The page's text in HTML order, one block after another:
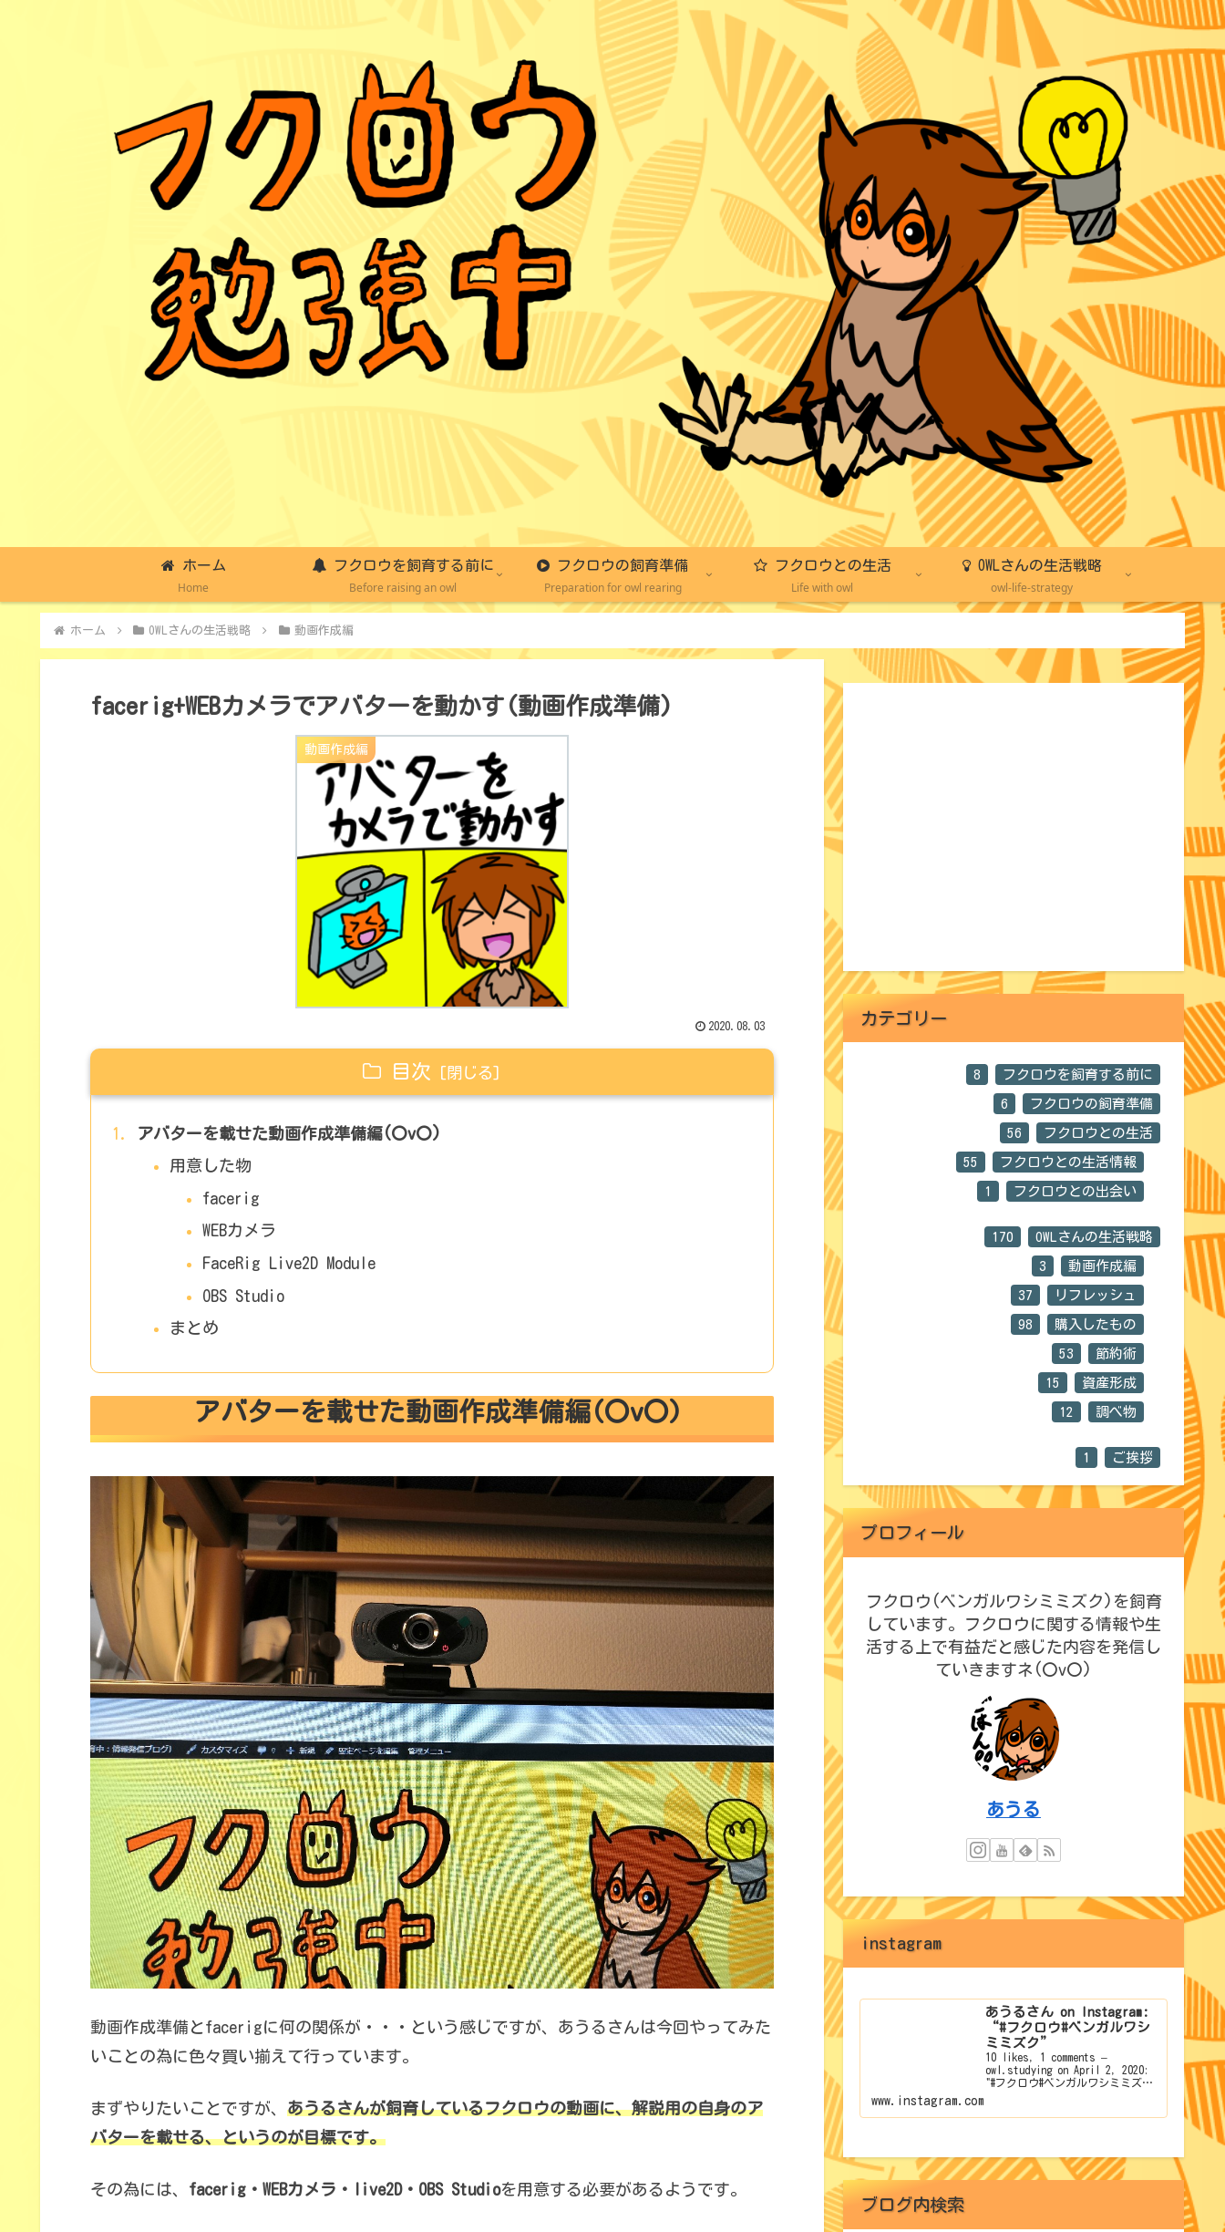
ホーム
Home
フクロウを飼育する前に
Before raising an owl
フクロウの飼育準備
Preparation for owl rearing
フクロウとの生活
Life with owl
OWLさんの生活戦略
owl-life-strategy
ホーム OWLさんの生活戦略 動画作成編
facerig+WEBカメラでアバターを動かす(動画作成準備)
動画作成編
2020.08.03
目次
アバターを載せた動画作成準備編(〇v〇)
用意した物
facerig
WEBカメラ
FaceRig Live2D Module
OBS Studio
まとめ
アバターを載せた動画作成準備編(〇v〇)
動画作成準備とfacerigに何の関係が・・・という感じですが、あうるさんは今回やってみた
いことの為に色々買い揃えて行っています。
まずやりたいことですが、 あうるさんが飼育しているフクロウの動画に、解説用の自身のア
バターを載せる、というのが目標です。
その為には、 facerig・WEBカメラ・live2D・OBS Studioを用意する必要があるようです。
カテゴリー
フクロウを飼育する前に
8
フクロウの飼育準備
6
フクロウとの生活
56
フクロウとの生活情報
55
フクロウとの出会い
1
OWLさんの生活戦略
170
動画作成編
3
リフレッシュ
37
購入したもの
98
節約術
53
資産形成
15
調べ物
12
ご挨拶
1
プロフィール
フクロウ(ベンガルワシミミズク)を飼育
しています。フクロウに関する情報や生
活する上で有益だと感じた内容を発信し
ていきますネ(〇v〇)
あうる
instagram
あうるさん on Instagram:
“#フクロウ#ベンガルワシ
ミミズク”
10 likes, 1 comments –
owl.studying on April 2, 2020:
"#フクロウ#ベンガルワシミミズ
www.instagram.com
ブログ内検索